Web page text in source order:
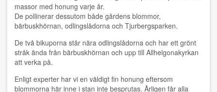
massor med honung varje år.
De pollinerar dessutom både gårdens blommor,
bärbuskhörnan, odlingslådorna och Tjurbergsparken.
De två bikuporna står nära odlingslådorna och har ett grönt
stråk ända från bärbuskhörnan och upp till Allhelgonakyrkan
att verka på.
Enligt experter har vi en väldigt fin honung eftersom
blommorna här inne i stan inte besprutas. Årligen får alla